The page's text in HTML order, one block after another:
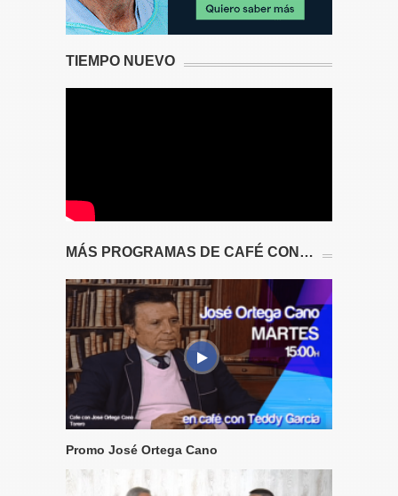
TIEMPO NUEVO
MÁS PROGRAMAS DE CAFÉ CON…
Promo José Ortega Cano